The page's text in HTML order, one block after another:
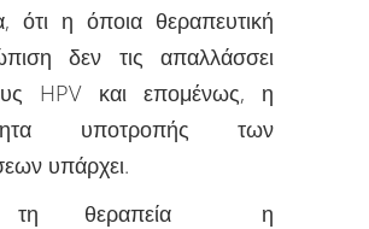
ότι η όποια θεραπευτική
δεν τις απαλλάσσει
HPV και επομένως, η
υποτροπής των
υπάρχει.
τη θεραπεία η